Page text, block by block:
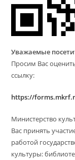
Уважаемые
Просим Вас
ссылку:
https://
Министерство
Вас принять
работой
культуры: